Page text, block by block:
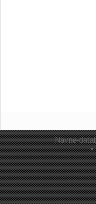
Navne-
•